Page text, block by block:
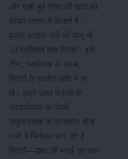
और सड़ी हुई गोबर की खाद को
बराबर मात्रा में मिलाते हैं।
इसके अलावा नदी की बालू भी
10 प्रतिशत तक ​मिलाएं। इसे
दौना, प्लास्टिक के ग्लास,
मिट्टी के सकोरा आदि में भर
लें। इसमें उक्त फसलों के
ट्राईकोडर्मा या किसी
फफूंदनाशक से उपचारित बीज
पानी में भिगोकर लगा देते हैं।
मिट्टी—खाद की भराई का काम